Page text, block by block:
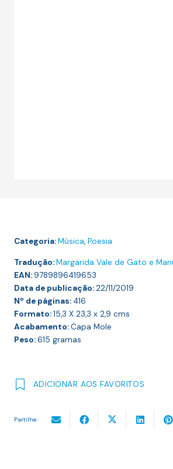
Categoria:Música, Poesia
Tradução:Margarida Vale de Gato e
EAN:9789896419653
Data de publicação:22/11/2019
Nº de páginas: 416
Formato:15,3 X 23,3 x 2,9 cms
Acabamento:Capa Mole
Peso:615 gramas
ADICIONAR AOS FAVORITOS
Partilhe: